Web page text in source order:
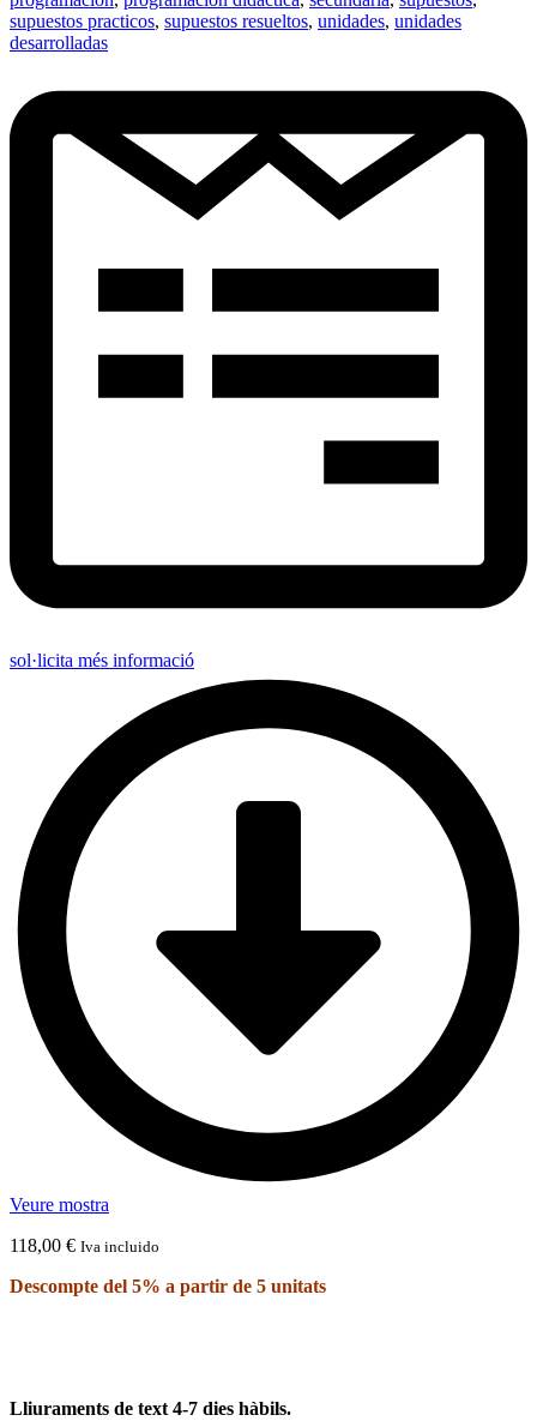
supuestos practicos, supuestos resueltos, unidades, unidades
desarrolladas
sol·licita més informació
Veure mostra
118,00 € Iva incluido
Descompte del 5% a partir de 5 unitats
Lliuraments de text 4-7 dies hàbils.